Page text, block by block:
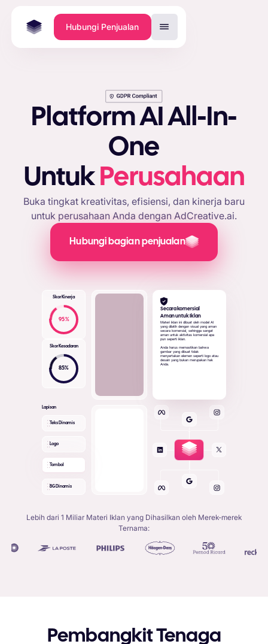
Hubungi Penjualan
Platform AI All-In-
One
Untuk Perusahaan
Buka tingkat kreativitas, efisiensi, dan kinerja baru
untuk perusahaan Anda dengan AdCreative.ai.
Hubungi bagian penjualan
Skor Kinerja
95%
Skor Kesadaran
85%
Secara komersial
Aman untuk Iklan
Materi iklan ini dibuat oleh model AI
yang dilatih dengan visual yang aman
secara komersial, sehingga sangat
aman untuk aktivitas komersial apa
pun seperti iklan.
Anda harus memastikan bahwa
gambar yang dibuat tidak
menyertakan elemen seperti logo atau
desain yang bukan merupakan hak
Anda.
Lapisan
Teks Dinamis
Logo
Tombol
BG Dinamis
Lebih dari 1 Miliar Materi Iklan yang Dihasilkan oleh Merek-merek
Ternama:
Pembangkit Tenaga